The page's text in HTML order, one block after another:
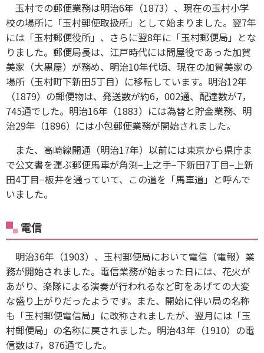
玉村での郵便業務は明治6年（1873）、現在の玉村小学
校の場所に「玉村郵便取扱所」として始まりました。翌7年
には「玉村郵便役所」、さらに翌8年に「玉村郵便局」とな
りました。郵便局長は、江戸時代には問屋役であった加賀
美家（大黒屋）が務め、明治10年代頃、現在の加賀美家の
場所（玉村町下新田5丁目）に移転しています。明治12年
（1879）の郵便物は、発送数が約6，002通、配達数が7，
745通でした。明治16年（1883）には為替と貯金業務、明
治29年（1896）には小包郵便業務が開始されました。
また、高崎線開通（明治17年）以前には東京から県庁ま
で公文書を運ぶ郵便馬車が角渕−上之手−下新田7丁目−上新
田4丁目−板井を通っていて、この道を「馬車道」と呼んで
いました。
電信
明治36年（1903）、玉村郵便局において電信（電報）業
務が開始されました。電信業務が始まった日には、花火が
あがり、楽隊による演奏が行われるなど町をあげての大変
な盛り上がりだったようです。また、開始に伴い局の名称
も「玉村郵便電信局」に改称されましたが、翌月には「玉
村郵便局」の名称に戻されました。明治43年（1910）の電
信数は7，876通でした。